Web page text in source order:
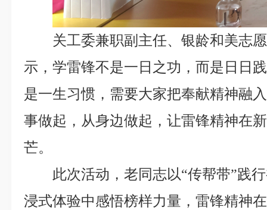
关工委兼职副主任、银龄和美志
示，学雷锋不是一日之功，而是日日
是一生习惯，需要大家把奉献精神融
事做起，从身边做起，让雷锋精神在
芒。
此次活动，老同志以“传帮带”践
浸式体验中感悟榜样力量，雷锋精神